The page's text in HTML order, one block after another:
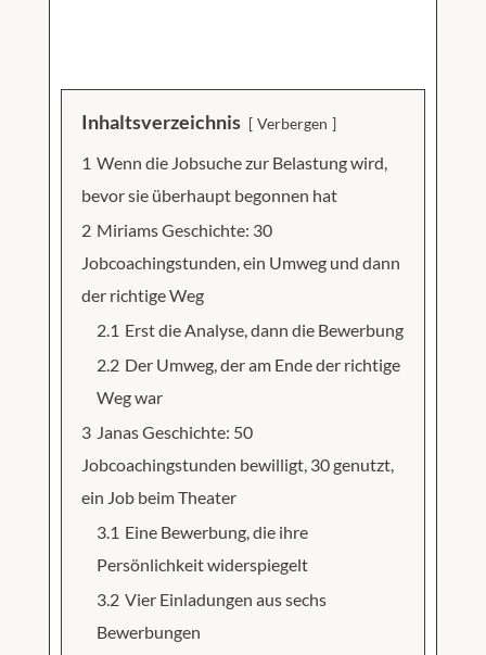
Inhaltsverzeichnis Verbergen
1 Wenn die Jobsuche zur Belastung wird,
bevor sie überhaupt begonnen hat
2 Miriams Geschichte: 30
Jobcoachingstunden, ein Umweg und dann
der richtige Weg
2.1 Erst die Analyse, dann die Bewerbung
2.2 Der Umweg, der am Ende der richtige
Weg war
3 Janas Geschichte: 50
Jobcoachingstunden bewilligt, 30 genutzt,
ein Job beim Theater
3.1 Eine Bewerbung, die ihre
Persönlichkeit widerspiegelt
3.2 Vier Einladungen aus sechs
Bewerbungen